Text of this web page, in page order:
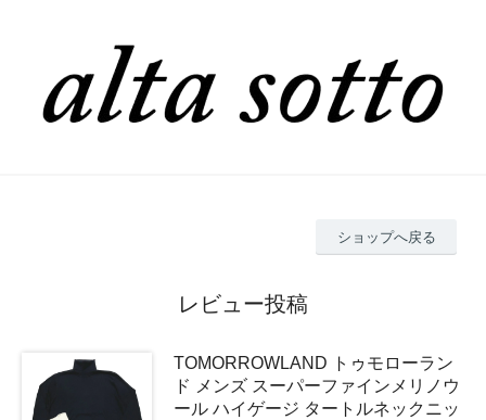
ショップへ戻る
レビュー投稿
TOMORROWLAND トゥモローラン
ド メンズ スーパーファインメリノウ
ール ハイゲージ タートルネックニッ